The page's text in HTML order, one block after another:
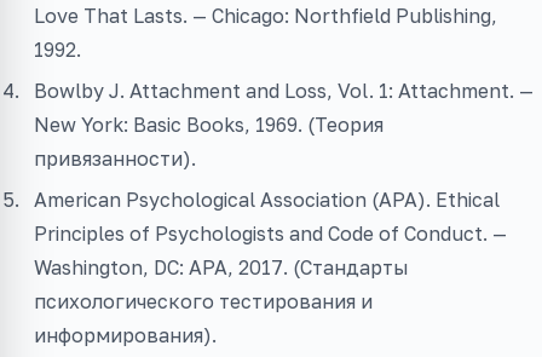
Love That Lasts. — Chicago: Northfield Publishing,
1992.
Bowlby J. Attachment and Loss, Vol. 1: Attachment. —
New York: Basic Books, 1969. (Теория
привязанности).
American Psychological Association (APA). Ethical
Principles of Psychologists and Code of Conduct. —
Washington, DC: APA, 2017. (Стандарты
психологического тестирования и
информирования).